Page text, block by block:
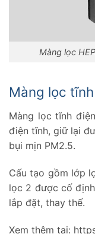
Màng lọc
Màng lọc
Màng lọc tĩnh
điện tĩnh, giữ lại
bụi mịn PM2.5.
Cấu tạo gồm lớp
lọc 2 được cố
lắp đặt, thay thế.
Xem thêm tại: